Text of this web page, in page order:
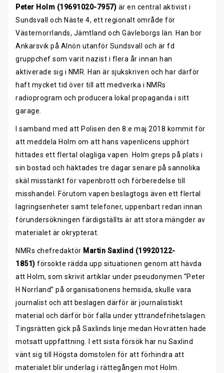
Peter Holm (19691020-7957) är en central aktivist i
Sundsvall och Näste 4, ett regionalt område för
Västernorrlands, Jämtland och Gävleborgs län. Han bor
Ankarsvik på Alnön utanför Sundsvall och är fd
gruppchef som varit nazist i flera år innan han
aktiverade sig i NMR. Han är sjukskriven och har därför
haft mycket tid över till att medverka i NMRs
radioprogram och producera lokal propaganda i sitt
garage.
I samband med att Polisen den 8:e maj 2018 kommit för
att meddela Holm om att hans vapenlicens upphört
hittades ett flertal olagliga vapen. Holm greps på plats i
sin bostad och häktades tre dagar senare på sannolika
skäl misstänkt för vapenbrott och förberedelse till
misshandel. Förutom vapen beslagtogs även ett flertal
lagringsenheter samt telefoner, uppenbart redan innan
förundersökningen färdigställts är att stora mängder av
materialet är okrypterat.
NMRs chefredaktör Martin Saxlind (19920122-
1851) försökte rädda upp situationen genom att hävda
att Holm, som skrivit artiklar under pseudonymen “Peter
H Norrland” på organisationens hemsida, skulle vara
journalist och att beslagen därför är journalistiskt
material och därför bör falla under yttrandefrihetslagen.
Tingsrätten gick på Saxlinds linje medan Hovrätten hade
motsatt uppfattning. I ett sista försök har nu Saxlind
vänt sig till Högsta domstolen för att förhindra att
materialet blir underlag i rättegången mot Holm.